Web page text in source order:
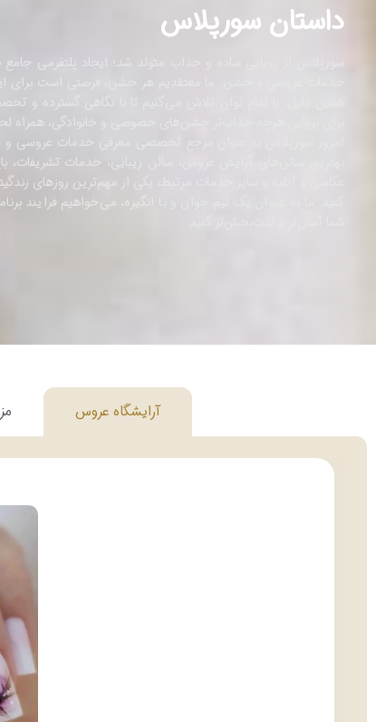
داستان سورپلاس
سورپلاس از رویایی ساده و جذاب متولد شد؛ ایجاد پلتفرمی جامع
خدمات عروسی و جشن. ما معتقدیم هر جشن، فرصتی است برای
همین دلیل، با تمام توان تلاش می‌کنیم تا با نگاهی گسترده و
برای برپایی هرچه جذاب‌تر جشن‌های خصوصی و خانوادگی، همراه
امروز سورپلاس به‌ عنوان مرجع تخصصی معرفی خدمات عروسی و
بهترین سالن‌های آرایش عروس، سالن زیبایی، خدمات تشریفات،
عکاسی و آتلیه و سایر خدمات مرتبط، یکی از مهم‌ترین روزهای
کنید. ما به‌ عنوان یک تیم جوان و با انگیزه، می‌خواهیم فرایند
آرایشگاه عروس